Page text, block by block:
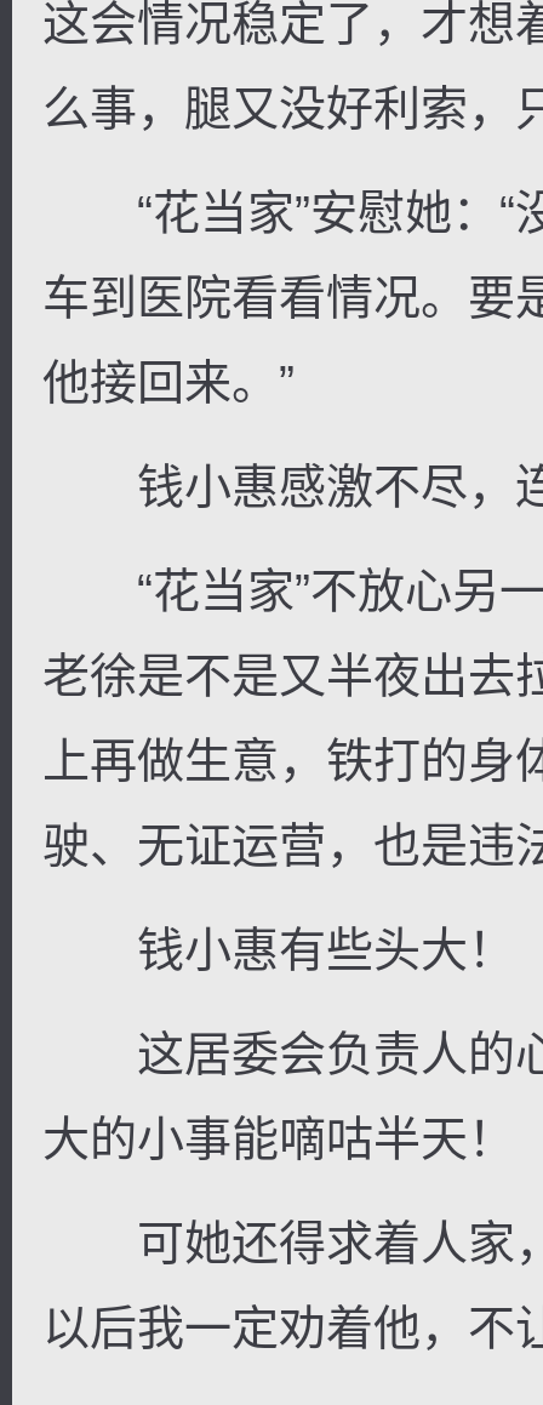
这会情况稳定了，才想
么事，腿又没好利索
“花当家”安慰她：“
车到医院看看情况。要
他接回来。”
钱小惠感激不尽，
“花当家”不放心另一
老徐是不是又半夜出去
上再做生意，铁打的
驶、无证运营，也是违
钱小惠有些头大！
这居委会负责人的
大的小事能嘀咕半天！
可她还得求着人家，
以后我一定劝着他，不